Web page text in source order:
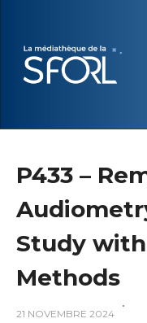
P433 –
Study
Methods
21 NOVEMBRE 2024